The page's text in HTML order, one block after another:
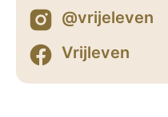
@vrijeleven
Vrijleven